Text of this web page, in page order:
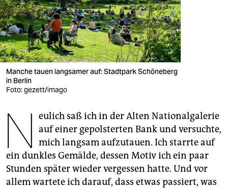
verlag
verlag
veranstaltungen
shop
fragen & hilfe
unterstützen
genossenschaft
epaper login
Manche tauen langsamer auf: Stadtpark Schöneberg
in Berlin
Foto: gezett/imago
N eulich saß ich in der Alten Nationalgalerie
auf einer gepolsterten Bank und versuchte,
mich langsam aufzutauen. Ich starrte auf
ein dunkles Gemälde, dessen Motiv ich ein paar
Stunden später wieder vergessen hatte. Und vor
allem wartete ich darauf, dass etwas passiert, was